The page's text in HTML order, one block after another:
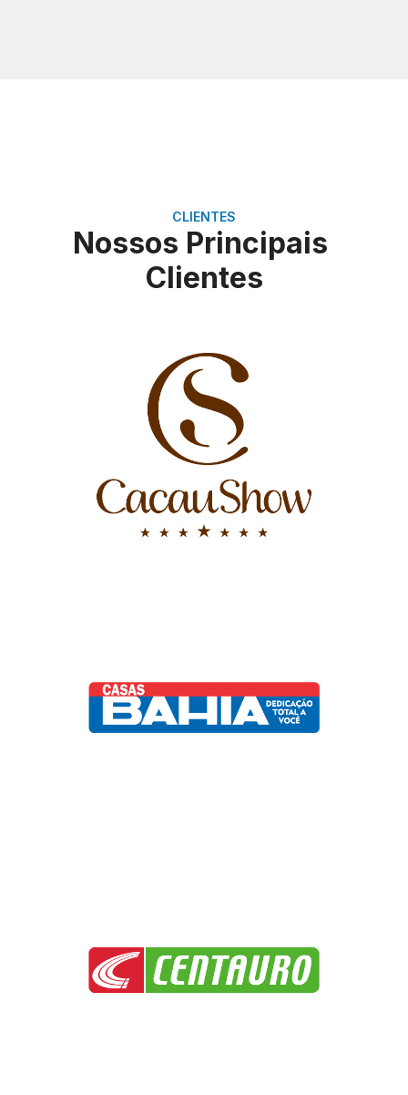
CLIENTES
Nossos Principais
Clientes